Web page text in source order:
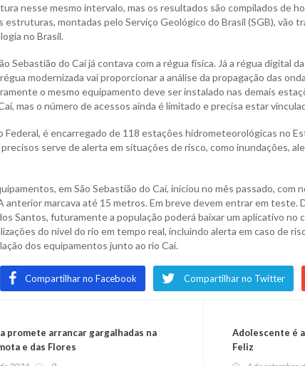
nesse mesmo intervalo, mas os resultados são compilados de
estruturas, montadas pelo Serviço Geológico do Brasil (SGB), vão
no Brasil.
Sebastião do Caí já contava com a régua física. Já a régua digital
modernizada vai proporcionar a análise da propagação das
o mesmo equipamento deve ser instalado nas demais
mas o número de acessos ainda é limitado e precisa estar
Federal, é encarregado de 118 estações hidrometeorológicas no
serve de alerta em situações de risco, como inundações,
em São Sebastião do Caí, iniciou no mês passado, com
anterior marcava até 15 metros. Em breve devem entrar em teste.
Santos, futuramente a população poderá baixar um aplicativo no
do nível do rio em tempo real, incluindo alerta em caso de
dos equipamentos junto ao rio Caí.
Compartilhar no Facebook Compartilhar no Twitter
promete arrancar gargalhadas na
e das Flores
Adolescente é
Feliz